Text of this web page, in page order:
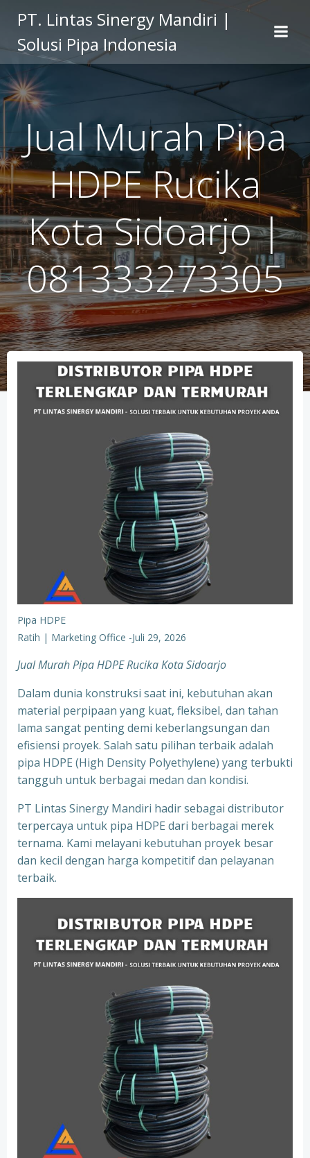
to
content
PT. Lintas Sinergy Mandiri |
Solusi Pipa Indonesia
Jual Murah Pipa
HDPE Rucika
Kota Sidoarjo |
081333273305
Pipa HDPE
Ratih | Marketing Office -Juli 29, 2026
Jual Murah Pipa HDPE Rucika Kota Sidoarjo
Dalam dunia konstruksi saat ini, kebutuhan akan
material perpipaan yang kuat, fleksibel, dan tahan
lama sangat penting demi keberlangsungan dan
efisiensi proyek. Salah satu pilihan terbaik adalah
pipa HDPE (High Density Polyethylene) yang terbukti
tangguh untuk berbagai medan dan kondisi.
PT Lintas Sinergy Mandiri hadir sebagai distributor
terpercaya untuk pipa HDPE dari berbagai merek
ternama. Kami melayani kebutuhan proyek besar
dan kecil dengan harga kompetitif dan pelayanan
terbaik.